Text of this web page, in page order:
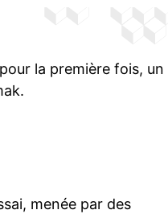
la première fois, un
menée par des